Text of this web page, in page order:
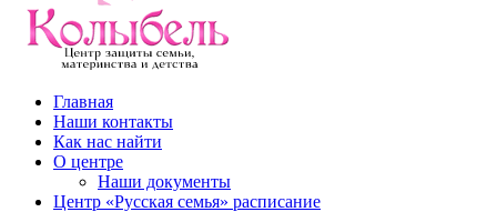
kolibel-vl.ru
Центр защиты семьи, материнства и детства
Главная
Наши контакты
Как нас найти
О центре
Наши документы
Центр «Русская семья» расписание